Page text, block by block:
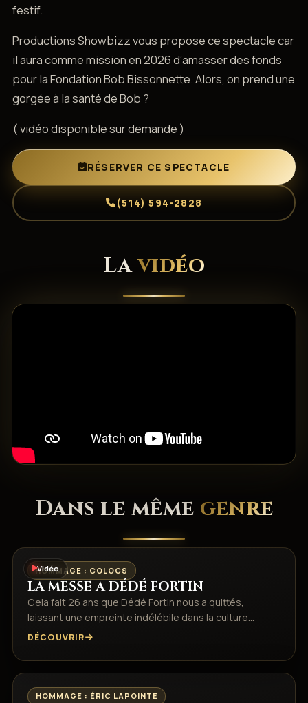
festif.
Productions Showbizz vous propose ce spectacle car
il aura comme mission en 2026 d’amasser des fonds
pour la Fondation Bob Bissonnette. Alors, on prend une
gorgée à la santé de Bob ?
( vidéo disponible sur demande )
RÉSERVER CE SPECTACLE
(514) 594-2828
Lavidéo
Dans le même genre
Vidéo
HOMMAGE : COLOCS
LA MESSE A DÉDÉ FORTIN
Cela fait 26 ans que Dédé Fortin nous a quittés,
laissant une empreinte indélébile dans la culture…
DÉCOUVRIR
HOMMAGE : ÉRIC LAPOINTE